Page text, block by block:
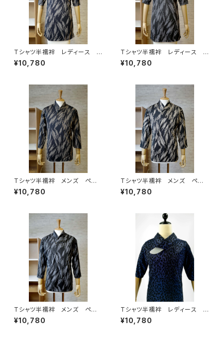
Tシャツ半襦袢 レディース
ペイント柄 ネイビー
¥10,780
Tシャツ半襦袢 レディース
ペイント柄 グレー
¥10,780
Tシャツ半襦袢 メンズ ペイ
ント柄 ネイビー
¥10,780
Tシャツ半襦袢 メンズ ペイ
ント柄 カーキ
¥10,780
Tシャツ半襦袢 メンズ ペイ
ント柄 グレー
¥10,780
Tシャツ半襦袢 レディース レ
オパード ブルー
¥10,780